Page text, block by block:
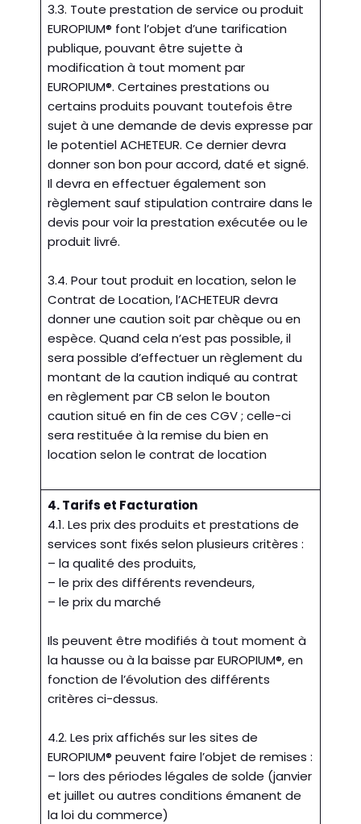
3.3. Toute prestation de service ou produit
EUROPIUM® font l’objet d’une tarification
publique, pouvant être sujette à
modification à tout moment par
EUROPIUM®. Certaines prestations ou
certains produits pouvant toutefois être
sujet à une demande de devis expresse par
le potentiel ACHETEUR. Ce dernier devra
donner son bon pour accord, daté et signé.
Il devra en effectuer également son
règlement sauf stipulation contraire dans le
devis pour voir la prestation exécutée ou le
produit livré.
3.4. Pour tout produit en location, selon le
Contrat de Location, l’ACHETEUR devra
donner une caution soit par chèque ou en
espèce. Quand cela n’est pas possible, il
sera possible d’effectuer un règlement du
montant de la caution indiqué au contrat
en règlement par CB selon le bouton
caution situé en fin de ces CGV ; celle-ci
sera restituée à la remise du bien en
location selon le contrat de location
4. Tarifs et Facturation
4.1. Les prix des produits et prestations de
services sont fixés selon plusieurs critères :
– la qualité des produits,
– le prix des différents revendeurs,
– le prix du marché
Ils peuvent être modifiés à tout moment à
la hausse ou à la baisse par EUROPIUM®, en
fonction de l’évolution des différents
critères ci-dessus.
4.2. Les prix affichés sur les sites de
EUROPIUM® peuvent faire l’objet de remises :
– lors des périodes légales de solde (janvier
et juillet ou autres conditions émanent de
la loi du commerce)